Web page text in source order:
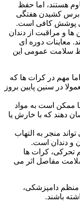
هستند، اما حفظ
برس کشیدن هفتگی
پوشش کافی است.
و مراقبت از دندان‌
معاینات دوره‌ ای
سلامت عمومی این
اما مهم در کرات‌ ها که
در سنین پایین بروز
ممکن است به مواد
دهند که با خارش یا
منجر به التهاب
و دندان است.
تحرکی، کرات‌ ها
مفاصل اثر می‌
منظم دامپزشکی،
باشند.